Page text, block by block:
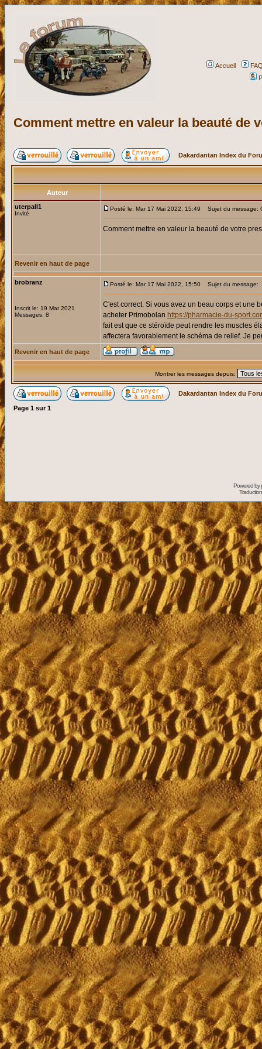
Accueil
Comment mettre en valeur la beauté de
Dakardantan Index du
Auteur
uterpall1
Invité
Posté le: Mar 17 Mai 2022, 15:49 Sujet du message:
Comment mettre en valeur la beauté de votre
Revenir en haut de page
brobranz
Inscrit le: 19 Mar 2021
Messages: 8
Posté le: Mar 17 Mai 2022, 15:50 Sujet du message:
C'est correct. Si vous avez un beau corps et une
acheter Primobolan https://pharmacie-du-
fait est que ce stéroïde peut rendre les muscles
affectera favorablement le schéma de relief. Je
Revenir en haut de page
Montrer les messages depuis:
Dakardantan Index du
Page 1 sur1
Powered by